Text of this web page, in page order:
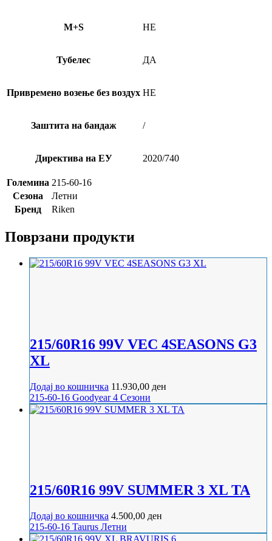
M+S НЕ
Тубелес ДА
Привремено возење без воздух НЕ
Заштита на бандаж /
Директива на ЕУ 2020/740
Големина 215-60-16
Сезона
Летни
Бренд
Riken
Поврзани продукти
215/60R16 99V VEC 4SEASONS G3
XL
Додај во кошничка 11.930,00 ден
215-60-16 Goodyear4 Сезони
215/60R16 99V SUMMER 3 XL TA
Додај во кошничка 4.500,00 ден
215-60-16 Taurus Летни